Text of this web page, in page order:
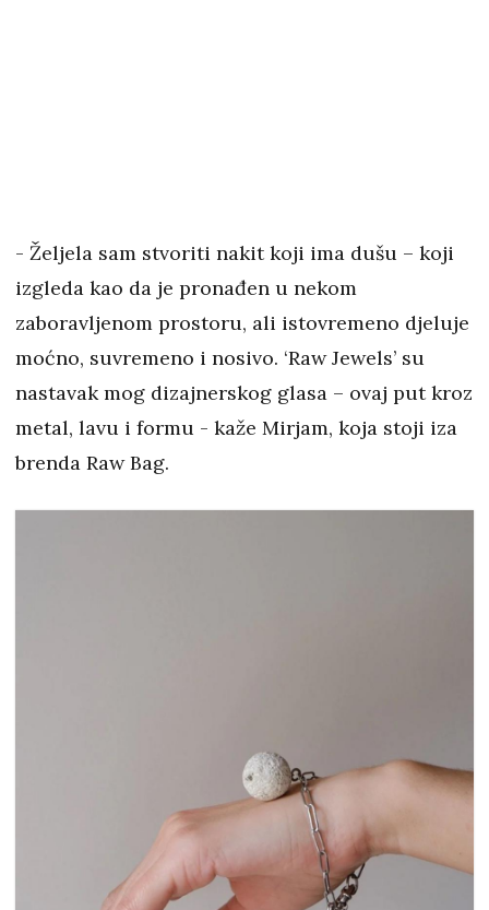
- Željela sam stvoriti nakit koji ima dušu – koji
izgleda kao da je pronađen u nekom
zaboravljenom prostoru, ali istovremeno djeluje
moćno, suvremeno i nosivo. ‘Raw Jewels’ su
nastavak mog dizajnerskog glasa – ovaj put kroz
metal, lavu i formu - kaže Mirjam, koja stoji iza
brenda Raw Bag.